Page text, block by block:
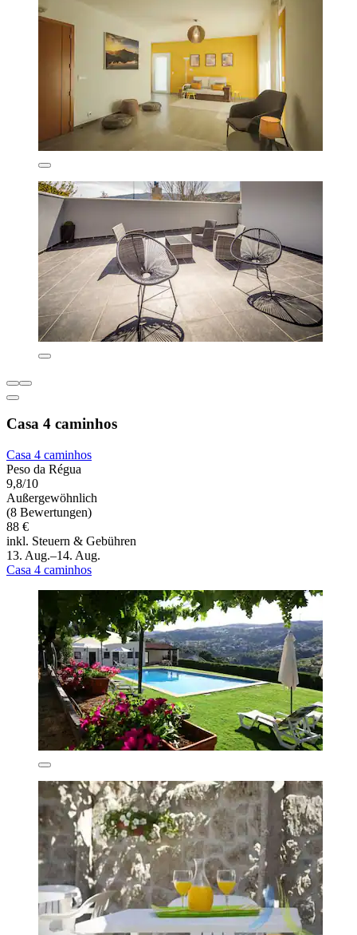
Casa 4 caminhos
Casa 4 caminhos
Peso da Régua
9,8/10
Außergewöhnlich
(8 Bewertungen)
88 €
inkl. Steuern & Gebühren
13. Aug.–14. Aug.
Casa 4 caminhos